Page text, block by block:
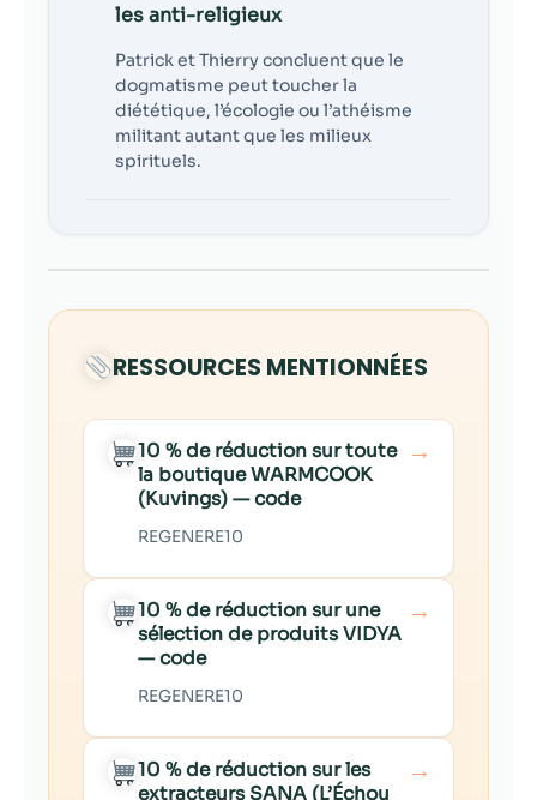
les anti-religieux
Patrick et Thierry concluent que le
dogmatisme peut toucher la
diététique, l’écologie ou l’athéisme
militant autant que les milieux
spirituels.
RESSOURCES MENTIONNÉES
10 % de réduction sur toute
la boutique WARMCOOK
(Kuvings) — code
REGENERE10
→
10 % de réduction sur une
sélection de produits VIDYA
— code
REGENERE10
→
10 % de réduction sur les
extracteurs SANA (L’Échou
→